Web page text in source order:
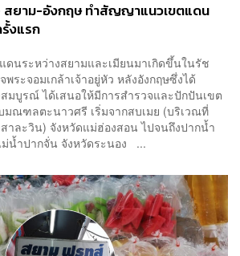
สยาม-อังกฤษ ทำสัญญาแนวเขตแดน
งแรก
นระหว่างสยามและเมียนมาเกิดขึ้นในรัช
ระจอมเกล้าเจ้าอยู่หัว หลังอังกฤษซึ่งได้
มบูรณ์ ได้เสนอให้มีการสำรวจและปักปันเขต
มณฑลตะนาวศรี เริ่มจากสบเมย (บริเวณที่
าละวิน) จังหวัดแม่ฮ่องสอน ไปจนถึงปากน้ำ
น้ำปากจั่น จังหวัดระนอง ...